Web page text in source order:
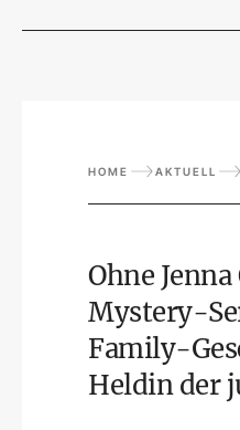
HOME AKTUELL
Ohne
Mystery-
Family-
Heldin der